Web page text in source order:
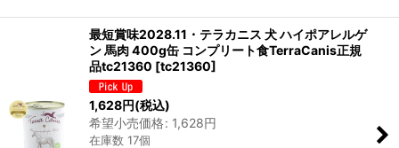
最短賞味2028.11・テラカニス 犬 ハイポアレルゲ
ン 馬肉 400g缶 コンプリート食TerraCanis正規
品tc21360 [tc21360]
1,628円(税込)
希望小売価格: 1,628円
在庫数 17個